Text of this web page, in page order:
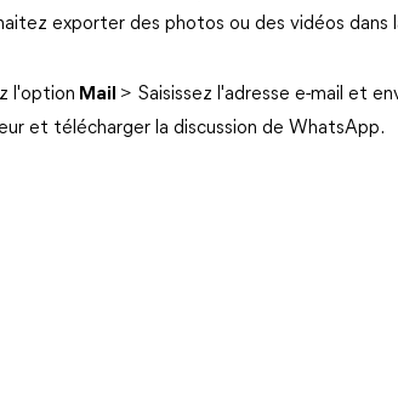
exporter des photos ou des vidéos dans
l'option Mail > Saisissez l'adresse e-mail et
et télécharger la discussion de WhatsApp.